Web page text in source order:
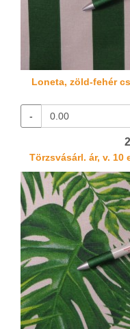
Loneta, zöld-fehér
-
Törzsvásárl. ár, v. 10